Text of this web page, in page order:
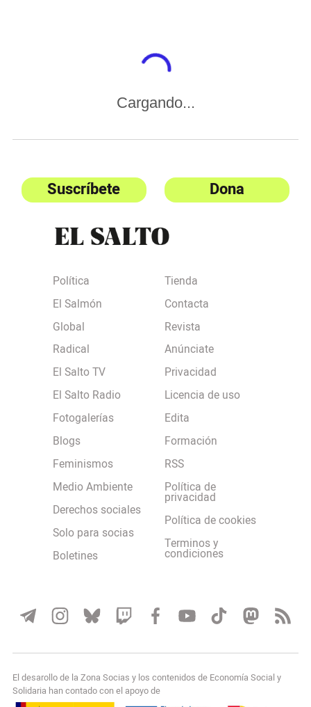
Cargando...
Suscríbete Dona
Política
El Salmón
Global
Radical
El Salto TV
El Salto Radio
Fotogalerías
Blogs
Feminismos
Medio Ambiente
Derechos sociales
Solo para socias
Boletines
Tienda
Contacta
Revista
Anúnciate
Privacidad
Licencia de uso
Edita
Formación
RSS
Política de
privacidad
Política de cookies
Terminos y
condiciones
El desarollo de la Zona Socias y los contenidos de Economía Social y
Solidaria han contado con el apoyo de